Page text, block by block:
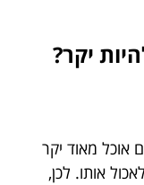
יקר?
אוכל מאוד יקר
אותו. לכן,